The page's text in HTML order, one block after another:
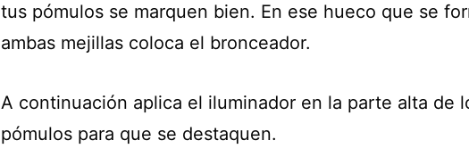
tus pómulos se marquen bien. En ese hueco que se
ambas mejillas coloca el bronceador.
A continuación aplica el iluminador en la parte alta de
pómulos para que se destaquen.